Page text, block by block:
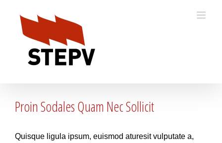
content
Proin Sodales Quam Nec Sollicit
Quisque ligula ipsum, euismod aturesit vulputate a,